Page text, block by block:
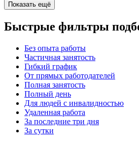
Показать ещё
Быстрые фильтры
Без опыта работы
Частичная занятость
Гибкий график
От прямых работодателей
Полная занятость
Полный день
Для людей с инвалидностью
Удаленная работа
За последние три дня
За сутки